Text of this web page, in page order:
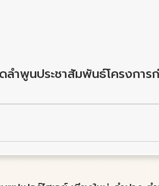
ำพูนประชาสัมพันธ์โครงการ